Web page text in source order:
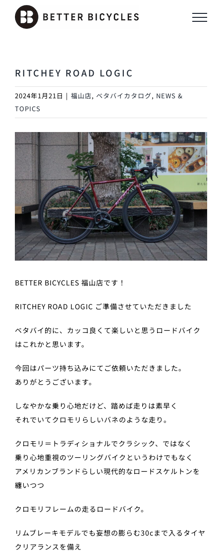
RITCHEY ROAD LOGIC
2024年1月21日 | 福山店, ベタバイカタログ, NEWS &
TOPICS
View
Larger
Image
BETTER BICYCLES 福山店です！
RITCHEY ROAD LOGIC ご準備させていただきました
ベタバイ的に、カッコ良くて楽しいと思うロードバイク
はこれかと思います。
今回はパーツ持ち込みにてご依頼いただきました。
ありがとうございます。
しなやかな乗り心地だけど、踏めば走りは素早く
それでいてクロモリらしいバネのような走り。
クロモリ＝トラディショナルでクラシック、ではなく
乗り心地重視のツーリングバイクというわけでもなく
アメリカンブランドらしい現代的なロードスケルトンを
纏いつつ
クロモリフレームの走るロードバイク。
リムブレーキモデルでも妄想の膨らむ30cまで入るタイヤ
クリアランスを備え